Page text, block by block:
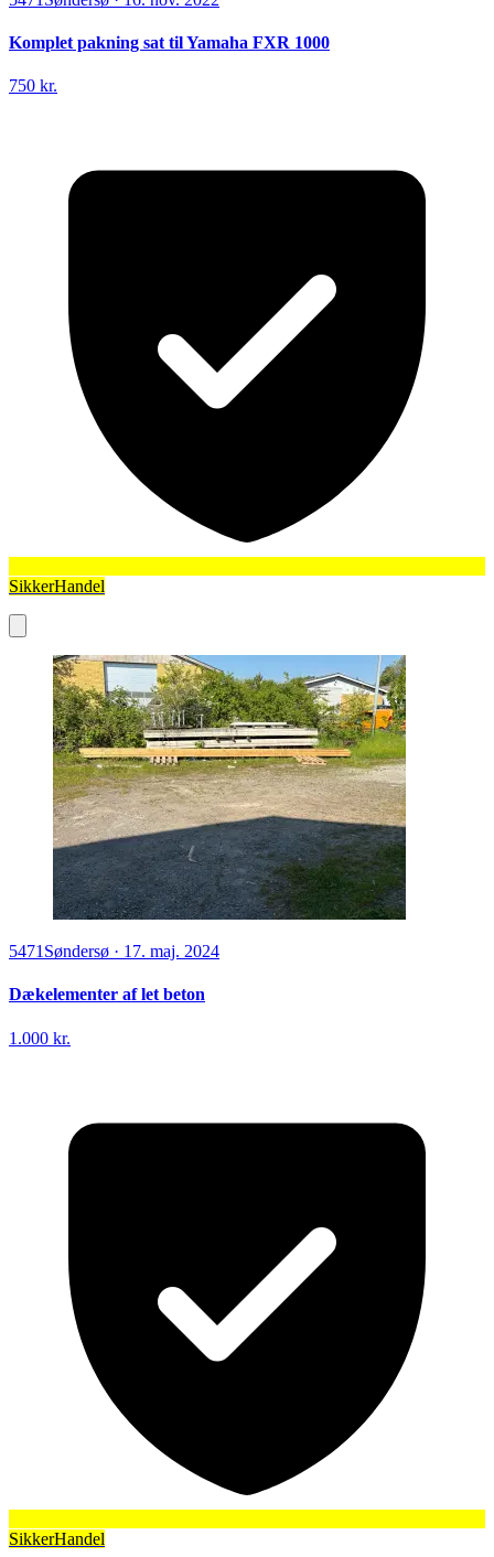
Komplet pakning sat til Yamaha FXR 1000
750 kr.
SikkerHandel
5471 Søndersø · 17. maj. 2024
Dækelementer af let beton
1.000 kr.
SikkerHandel